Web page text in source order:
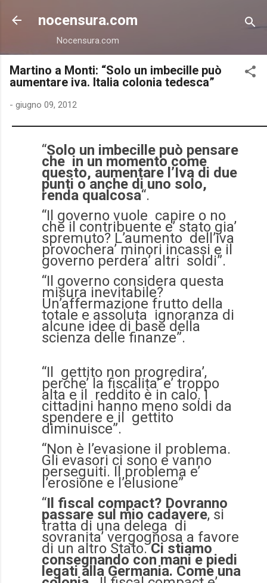
Passa ai contenuti principali
nocensura.com
Nocensura.com
Martino a Monti: “Solo un imbecille può
aumentare iva. Italia colonia tedesca”
- giugno 09, 2012
“Solo un imbecille può pensare
che in un momento come
questo, aumentare l’Iva di due
punti o anche di uno solo,
renda qualcosa“.
“Il governo vuole capire o no
che il contribuente e’ stato gia’
spremuto? L’aumento dell’iva
provochera’ minori incassi e il
governo perdera’ altri soldi”.
“Il governo considera questa
misura inevitabile?
Un’affermazione frutto della
totale e assoluta ignoranza di
alcune idee di base della
scienza delle finanze”.
“Il gettito non progredira’,
perche’ la fiscalita’ e’ troppo
alta e il reddito è in calo. I
cittadini hanno meno soldi da
spendere e il gettito
diminuisce”.
“Non è l’evasione il problema.
Gli evasori ci sono e vanno
perseguiti. Il problema e’
l’erosione e l’elusione”
“Il fiscal compact? Dovranno
passare sul mio cadavere, si
tratta di una delega di
sovranita’ vergognosa a favore
di un altro Stato.Ci stiamo
consegnando con mani e piedi
legati alla Germania. Come una